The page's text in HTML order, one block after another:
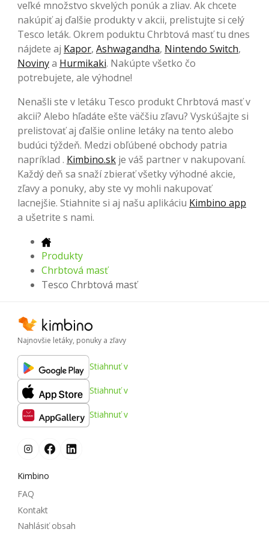
veľké množstvo skvelých ponúk a zliav. Ak chcete
nakúpiť aj ďalšie produkty v akcii, prelistujte si celý
Tesco leták. Okrem poduktu Chrbtová masť tu dnes
nájdete aj Kapor, Ashwagandha, Nintendo Switch,
Novinya Hurmikaki. Nakúpte všetko čo
potrebujete, ale výhodne!
Nenašli ste v letáku Tesco produkt Chrbtová masť v
akcii? Alebo hľadáte ešte väčšiu zľavu? Vyskúšajte si
prelistovať aj ďalšie online letáky na tento alebo
budúci týždeň. Medzi obľúbené obchody patria
napríklad . Kimbino.sk je váš partner v nakupovaní.
Každý deň sa snaží zbierať všetky výhodné akcie,
zľavy a ponuky, aby ste vy mohli nakupovať
lacnejšie. Stiahnite si aj našu aplikáciu Kimbino app
a ušetrite s nami.
Produkty
Chrbtová masť
Tesco Chrbtová masť
Najnovšie letáky, ponuky a zľavy
Stiahnuť v
Stiahnuť v
Stiahnuť v
Kimbino
FAQ
Kontakt
Nahlásiť obsah